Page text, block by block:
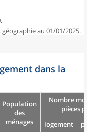
au 01/01/2025.
dans la
Population
des
ménages
Nombre
pièces
logement